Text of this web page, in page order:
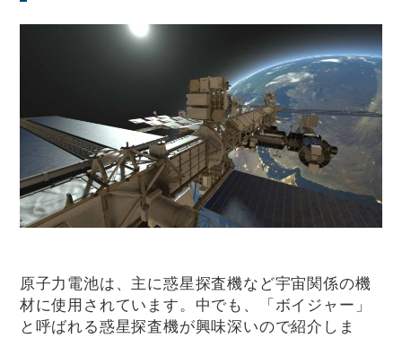
原子力電池は、主に惑星探査機など宇宙関係の機
材に使用されています。中でも、「ボイジャー」
と呼ばれる惑星探査機が興味深いので紹介しま